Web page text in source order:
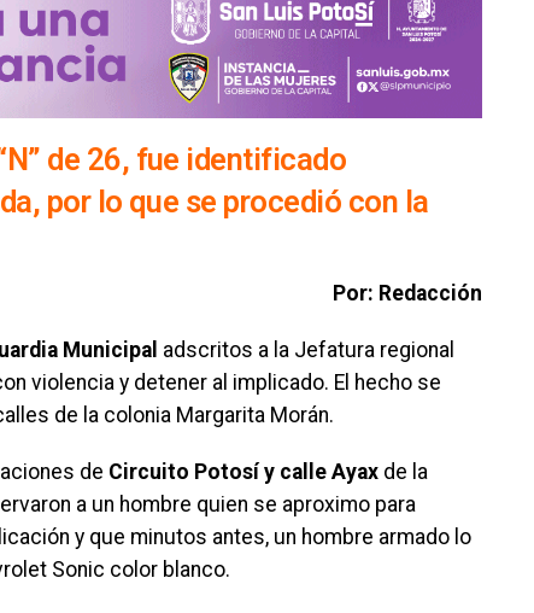
de 26, fue identificado
por lo que se procedió con la
Por: Redacción
Municipal adscritos a la Jefatura regional
violencia y detener al implicado. El hecho se
de la colonia Margarita Morán.
de Circuito Potosí y calle Ayax de la
a un hombre quien se aproximo para
y que minutos antes, un hombre armado lo
Sonic color blanco.